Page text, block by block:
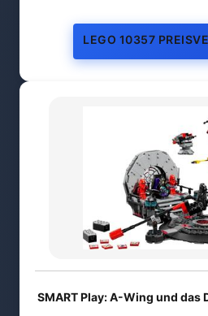
LEGO 10357
SMART Play: A-Wing und das